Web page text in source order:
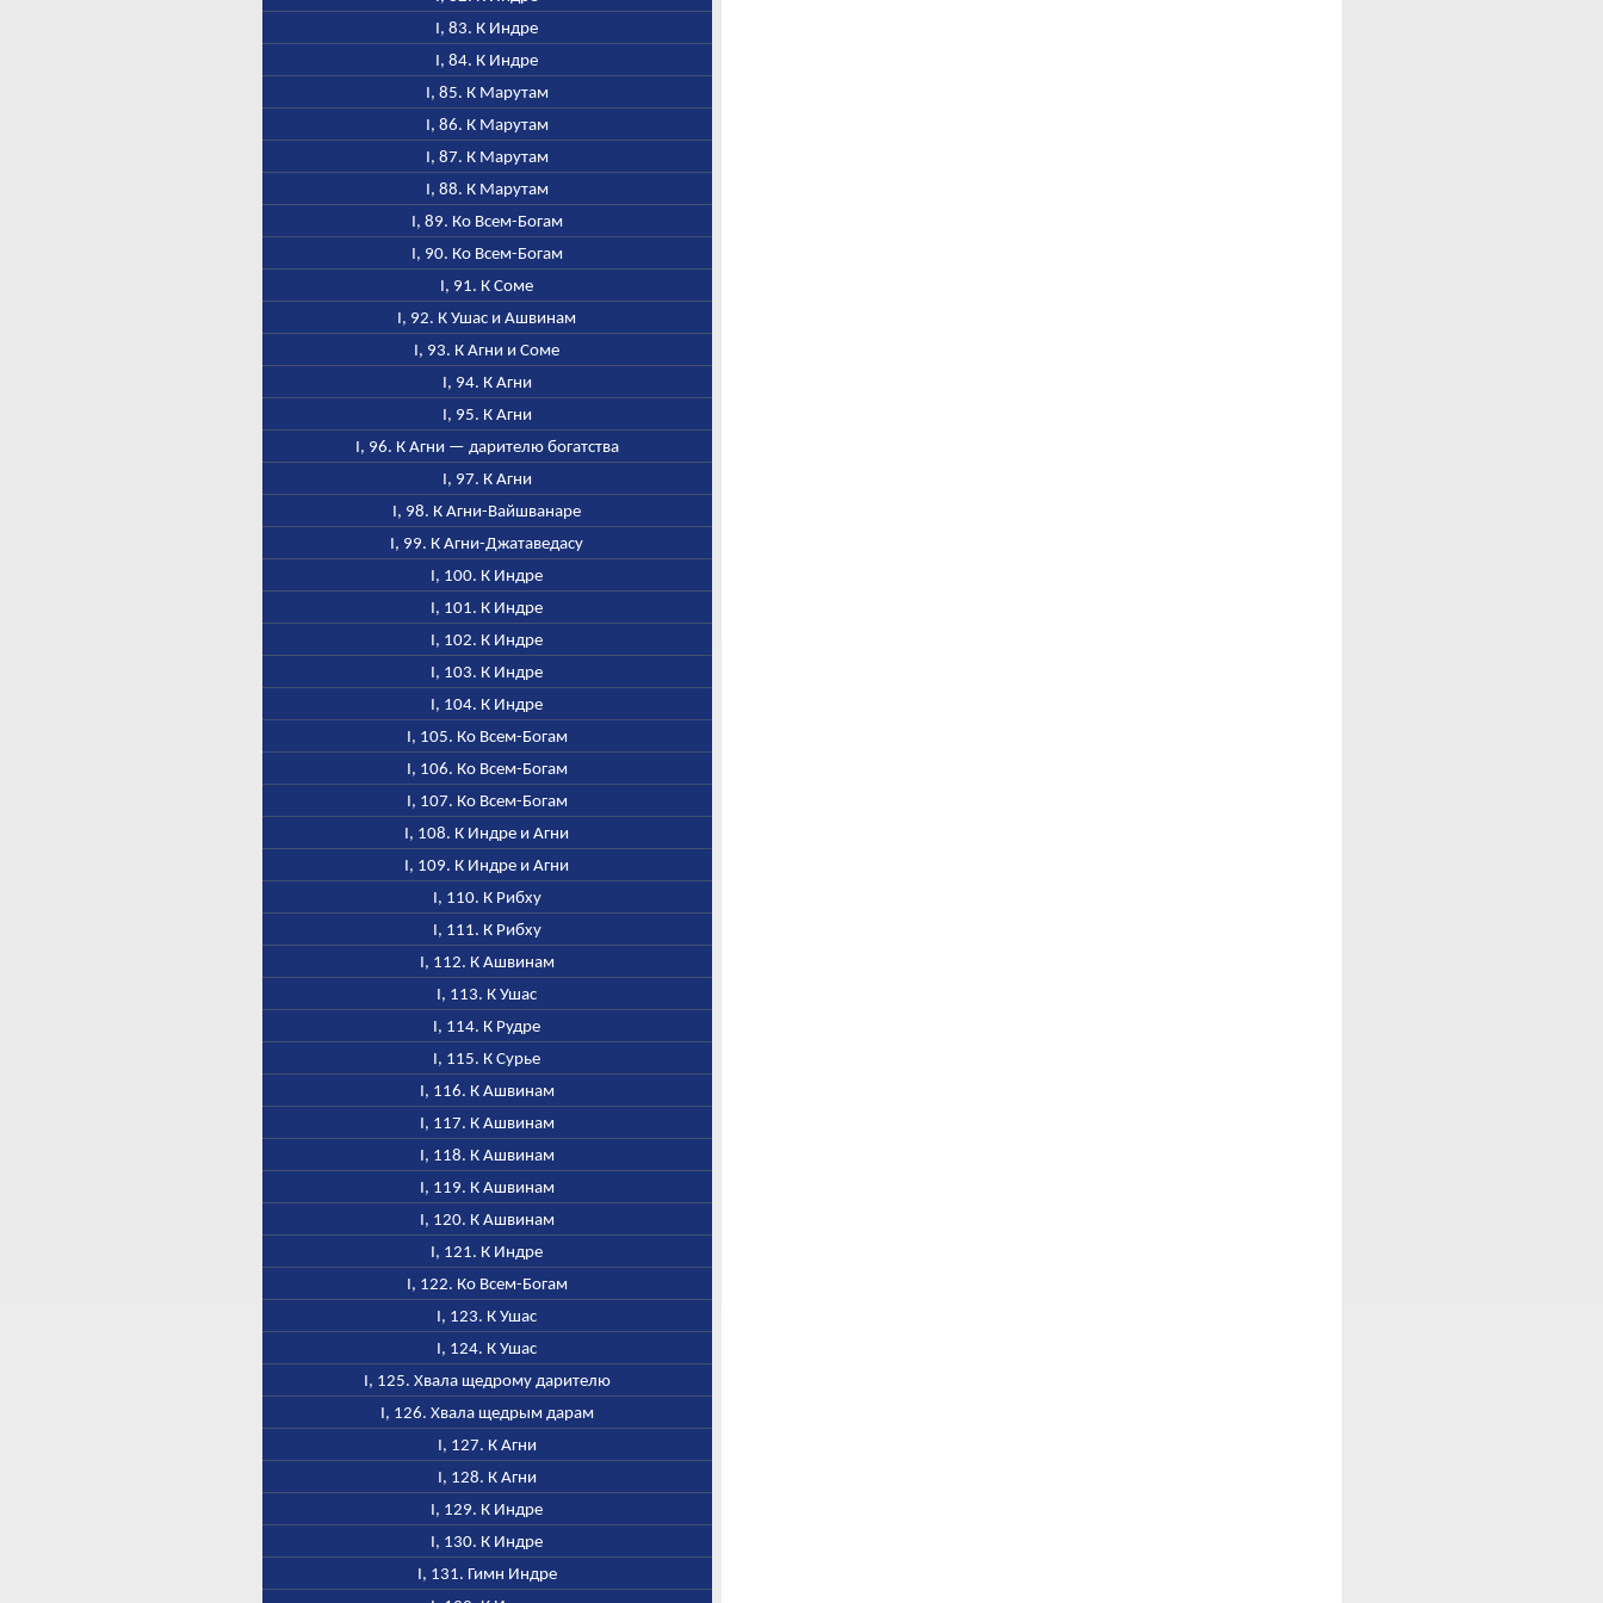
I, 83. К Индре
I, 84. К Индре
I, 85. К Марутам
I, 86. К Марутам
I, 87. К Марутам
I, 88. К Марутам
I, 89. Ко Всем-Богам
I, 90. Ко Всем-Богам
I, 91. К Соме
I, 92. К Ушас и Ашвинам
I, 93. К Агни и Соме
I, 94. К Агни
I, 95. К Агни
I, 96. К Агни — дарителю богатства
I, 97. К Агни
I, 98. К Агни-Вайшванаре
I, 99. К Агни-Джатаведасу
I, 100. К Индре
I, 101. К Индре
I, 102. К Индре
I, 103. К Индре
I, 104. К Индре
I, 105. Ко Всем-Богам
I, 106. Ко Всем-Богам
I, 107. Ко Всем-Богам
I, 108. К Индре и Агни
I, 109. К Индре и Агни
I, 110. К Рибху
I, 111. К Рибху
I, 112. К Ашвинам
I, 113. К Ушас
I, 114. К Рудре
I, 115. К Сурье
I, 116. К Ашвинам
I, 117. К Ашвинам
I, 118. К Ашвинам
I, 119. К Ашвинам
I, 120. К Ашвинам
I, 121. К Индре
I, 122. Ко Всем-Богам
I, 123. К Ушас
I, 124. К Ушас
I, 125. Хвала щедрому дарителю
I, 126. Хвала щедрым дарам
I, 127. К Агни
I, 128. К Агни
I, 129. К Индре
I, 130. К Индре
I, 131. Гимн Индре